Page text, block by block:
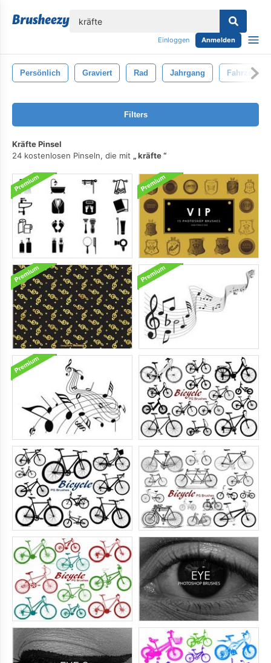
Einloggen Anmelden
Persönlich Graviert Rad Jahrgang Fahrzeug
Filters
Kräfte Pinsel
24 kostenlosen Pinseln, die mit
kräfte